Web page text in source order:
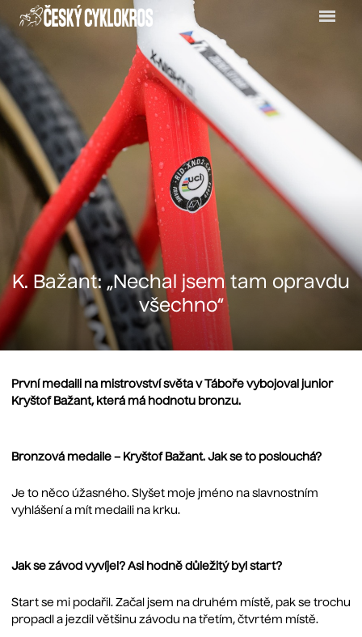
Menu
K. Bažant: „Nechal jsem tam opravdu
všechno“
První medaili na mistrovství světa v Táboře vybojoval junior
Kryštof Bažant, která má hodnotu bronzu.
Bronzová medaile – Kryštof Bažant. Jak se to poslouchá?
Je to něco úžasného. Slyšet moje jméno na slavnostním
vyhlášení a mít medaili na krku.
Jak se závod vyvíjel? Asi hodně důležitý byl start?
Start se mi podařil. Začal jsem na druhém místě, pak se trochu
propadl a jezdil většinu závodu na třetím, čtvrtém místě.